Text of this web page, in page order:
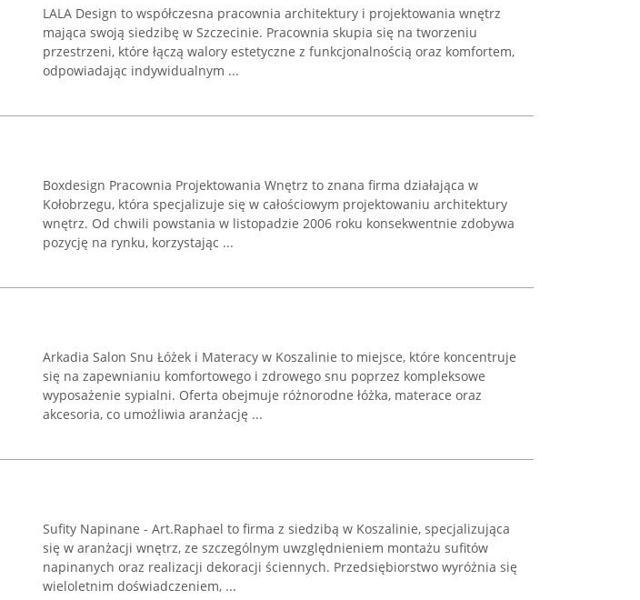
LALA Design to współczesna pracownia architektury i projektowania wnętrz
mająca swoją siedzibę w Szczecinie. Pracownia skupia się na tworzeniu
przestrzeni, które łączą walory estetyczne z funkcjonalnością oraz komfortem,
odpowiadając indywidualnym ...
Boxdesign Pracownia Projektowania Wnętrz to znana firma działająca w
Kołobrzegu, która specjalizuje się w całościowym projektowaniu architektury
wnętrz. Od chwili powstania w listopadzie 2006 roku konsekwentnie zdobywa
pozycję na rynku, korzystając ...
Arkadia Salon Snu Łóżek i Materacy w Koszalinie to miejsce, które koncentruje
się na zapewnianiu komfortowego i zdrowego snu poprzez kompleksowe
wyposażenie sypialni. Oferta obejmuje różnorodne łóżka, materace oraz
akcesoria, co umożliwia aranżację ...
Sufity Napinane - Art.Raphael to firma z siedzibą w Koszalinie, specjalizująca
się w aranżacji wnętrz, ze szczególnym uwzględnieniem montażu sufitów
napinanych oraz realizacji dekoracji ściennych. Przedsiębiorstwo wyróżnia się
wieloletnim doświadczeniem, ...